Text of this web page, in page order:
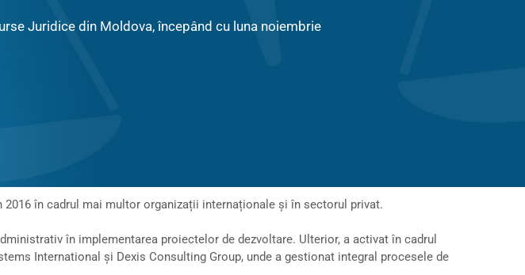
Juridice din Moldova, începând cu luna noiembrie
în cadrul mai multor organizații internaționale și în sectorul privat.
în implementarea proiectelor de dezvoltare. Ulterior, a activat în cadrul
International și Dexis Consulting Group, unde a gestionat integral procesele de